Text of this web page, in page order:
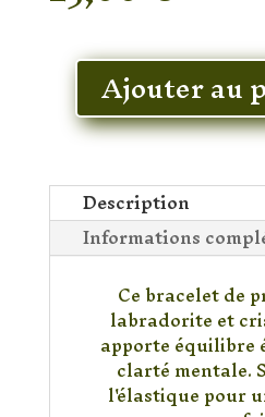
En stock
quantité
Bracelet
&
Cristal
de
Ajouter au
Description
Informations
Ce bracelet de
labradorite et
apporte équilibre
clarté mentale.
l'élastique pour